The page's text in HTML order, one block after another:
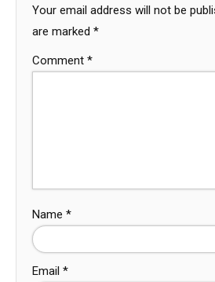
Your email address will not be
are marked *
Comment *
Name *
Email *